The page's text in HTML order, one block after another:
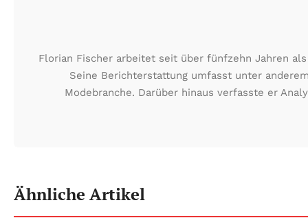
Florian Fischer arbeitet seit über fünfzehn Jahren
Seine Berichterstattung umfasst unter
Modebranche. Darüber hinaus verfasste er
Ähnliche Artikel